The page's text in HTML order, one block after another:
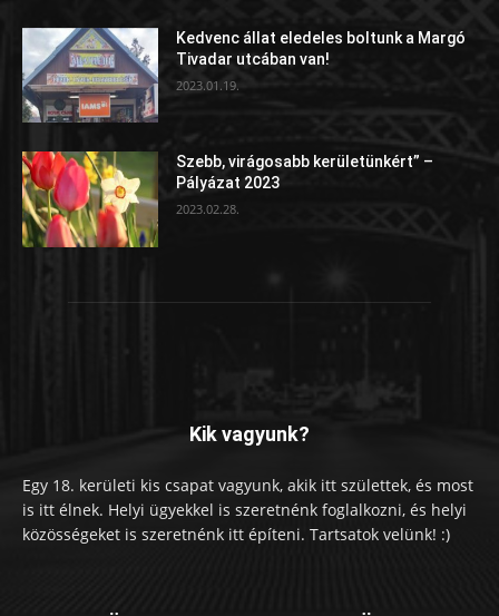
Kedvenc állat eledeles boltunk a Margó
Tivadar utcában van!
2023.01.19.
Szebb, virágosabb kerületünkért” –
Pályázat 2023
2023.02.28.
Kik vagyunk?
Egy 18. kerületi kis csapat vagyunk, akik itt születtek, és most
is itt élnek. Helyi ügyekkel is szeretnénk foglalkozni, és helyi
közösségeket is szeretnénk itt építeni. Tartsatok velünk! :)